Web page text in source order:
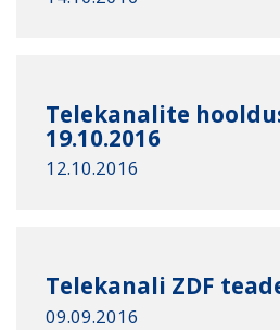
Telekanalite
19.10.2016
12.10.2016
Telekanali ZDF
09.09.2016